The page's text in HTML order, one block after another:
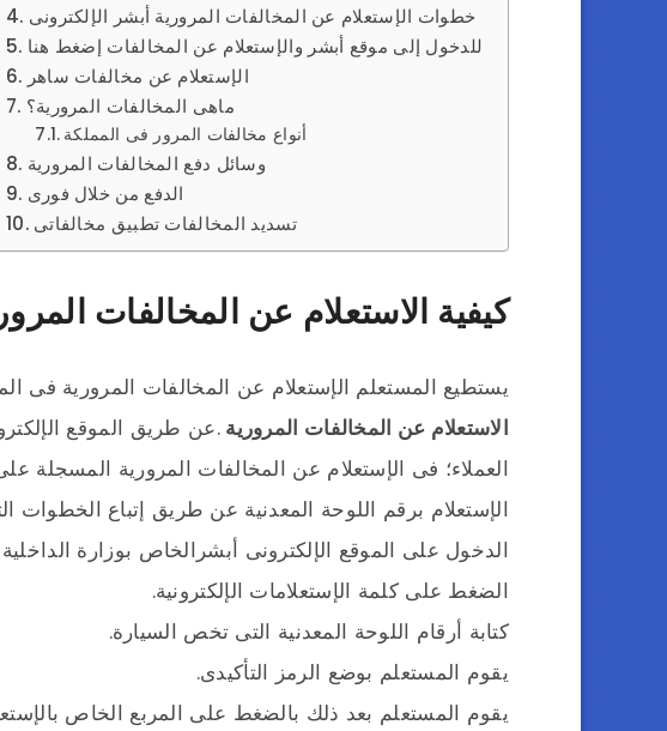
خطوات الإستعلام عن المخالفات المرورية أبشر الإلكترونى
للدخول إلى موقع أبشر والإستعلام عن المخالفات إضغط هنا
الإستعلام عن مخالفات ساهر
ماهى المخالفات المرورية؟
أنواع مخالفات المرور فى المملكة
وسائل دفع المخالفات المرورية
الدفع من خلال فورى
تسديد المخالفات تطبيق مخالفاتى
كيفية الاستعلام عن المخالفات
يستطيع المستعلم الإستعلام عن المخالفات المرورية فى
الاستعلام عن المخالفات المرورية.عن طريق الموقع
العملاء؛ فى الإستعلام عن المخالفات المرورية المسجلة
الإستعلام برقم اللوحة المعدنية عن طريق إتباع الخطوات
الدخول على الموقع الإلكترونى أبشرالخاص بوزارة
الضغط على كلمة الإستعلامات الإلكترونية.
كتابة أرقام اللوحة المعدنية التى تخص السيارة.
يقوم المستعلم بوضع الرمز التأكيدى.
يقوم المستعلم بعد ذلك بالضغط على المربع الخاص